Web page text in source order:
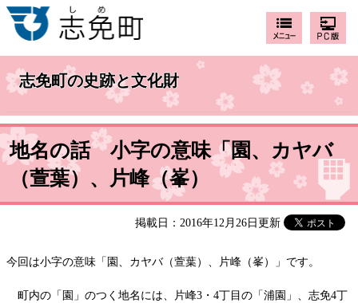
志免町の史跡と文化財
地名の話 小字の意味「園、カヤバ
（萱葉）、片峰（峯）
掲載日：2016年12月26日更新
今回は小字の意味「園、カヤバ（萱葉）、片峰（峯）」です。
町内の「園」のつく地名には、片峰3・4丁目の「浦園」、志免4丁